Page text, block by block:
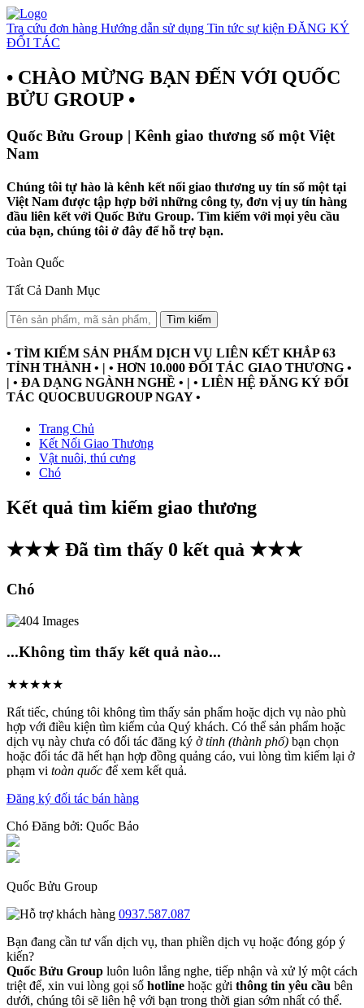
Tra cứu đơn hàng Hướng dẫn sử dụng Tin tức sự kiện ĐĂNG KÝ
ĐỐI TÁC
• CHÀO MỪNG BẠN ĐẾN VỚI QUỐC
BỬU GROUP •
Quốc Bửu Group | Kênh giao thương số một Việt
Nam
Chúng tôi tự hào là kênh kết nối giao thương uy tín số một tại
Việt Nam được tập hợp bởi những công ty, đơn vị uy tín hàng
đầu liên kết với Quốc Bửu Group. Tìm kiếm với mọi yêu cầu
của bạn, chúng tôi ở đây để hỗ trợ bạn.
Toàn Quốc
Tất Cả Danh Mục
Tìm kiếm
• TÌM KIẾM SẢN PHẨM DỊCH VỤ LIÊN KẾT KHẮP 63
TỈNH THÀNH • | • HƠN 10.000 ĐỐI TÁC GIAO THƯƠNG •
| • ĐA DẠNG NGÀNH NGHỀ • | • LIÊN HỆ ĐĂNG KÝ ĐỐI
TÁC QUOCBUUGROUP NGAY •
Trang Chủ
Kết Nối Giao Thương
Vật nuôi, thú cưng
Chó
Kết quả tìm kiếm giao thương
★★★ Đã tìm thấy 0 kết quả ★★★
Chó
...Không tìm thấy kết quả nào...
★★★★★
Rất tiếc, chúng tôi không tìm thấy sản phẩm hoặc dịch vụ nào phù
hợp với điều kiện tìm kiếm của Quý khách. Có thể sản phẩm hoặc
dịch vụ này chưa có đối tác đăng ký ởtỉnh (thành phố) bạn chọn
hoặc đối tác đã hết hạn hợp đồng quảng cáo, vui lòng tìm kiếm lại ở
phạm vi toàn quốc để xem kết quả.
Đăng ký đối tác bán hàng
Chó Đăng bởi: Quốc Bảo
Quốc Bửu Group
0937.587.087
Bạn đang cần tư vấn dịch vụ, than phiền dịch vụ hoặc đóng góp ý
kiến?
Quốc Bửu Group luôn luôn lắng nghe, tiếp nhận và xử lý một cách
triệt để, xin vui lòng gọi số hotline hoặc gửi thông tin yêu cầu bên
dưới, chúng tôi sẽ liên hệ với bạn trong thời gian sớm nhất có thể.